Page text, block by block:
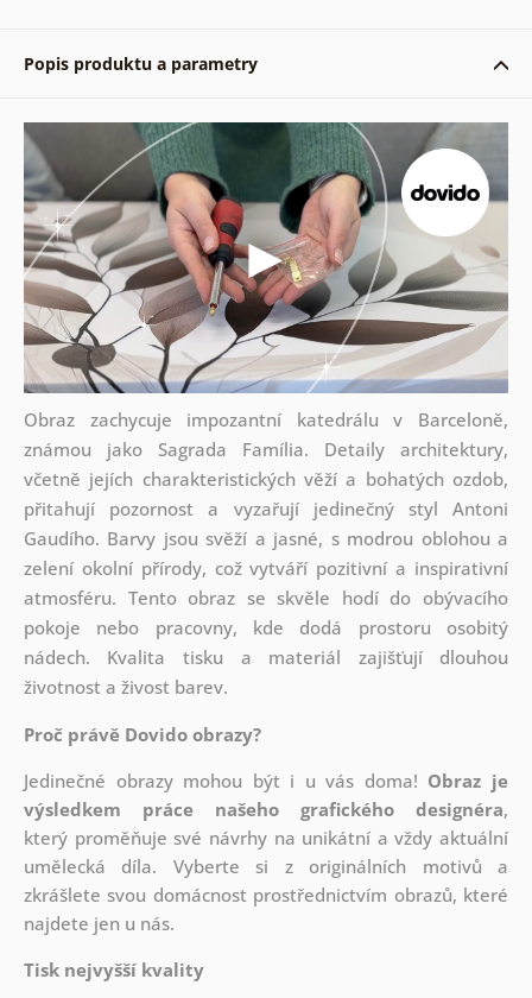
Popis produktu a parametry
Obraz zachycuje impozantní katedrálu v Barceloně,
známou jako Sagrada Família. Detaily architektury,
včetně jejích charakteristických věží a bohatých ozdob,
přitahují pozornost a vyzařují jedinečný styl Antoni
Gaudího. Barvy jsou svěží a jasné, s modrou oblohou a
zelení okolní přírody, což vytváří pozitivní a inspirativní
atmosféru. Tento obraz se skvěle hodí do obývacího
pokoje nebo pracovny, kde dodá prostoru osobitý
nádech. Kvalita tisku a materiál zajišťují dlouhou
životnost a živost barev.
Proč právě Dovido obrazy?
Jedinečné obrazy mohou být i u vás doma! Obraz je
výsledkem práce našeho grafického designéra,
který proměňuje své návrhy na unikátní a vždy aktuální
umělecká díla. Vyberte si z originálních motivů a
zkrášlete svou domácnost prostřednictvím obrazů, které
najdete jen u nás.
Tisk nejvyšší kvality